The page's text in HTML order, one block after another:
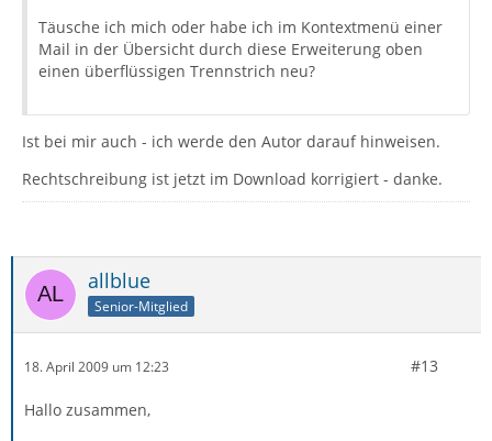
Täusche ich mich oder habe ich im Kontextmenü einer
Mail in der Übersicht durch diese Erweiterung oben
einen überflüssigen Trennstrich neu?
Ist bei mir auch - ich werde den Autor darauf hinweisen.
Rechtschreibung ist jetzt im Download korrigiert - danke.
allblue
Senior-Mitglied
18. April 2009 um 12:23 #13
Hallo zusammen,